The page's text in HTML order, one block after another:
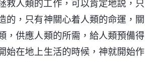
救人類的工作，可以肯定地説，只
的，只有神關心着人類的命運，關
，供應人類的所需，給人類預備得
始在地上生活的時候，神就開始作